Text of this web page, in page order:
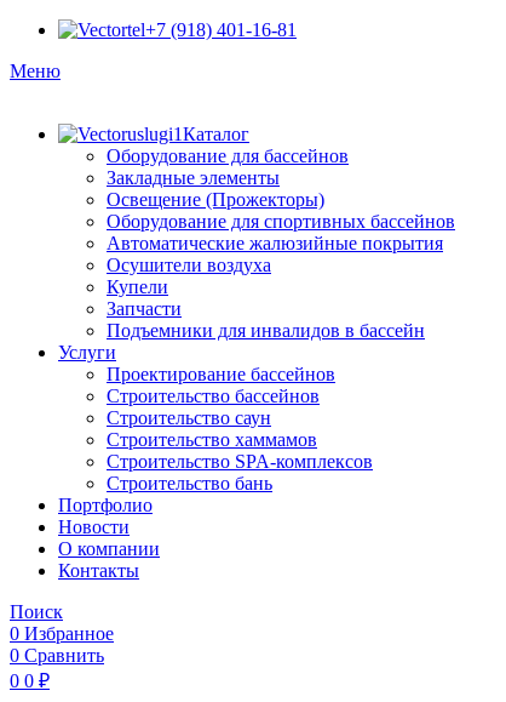
+7 (918) 401-16-81
Меню
Каталог
Оборудование для бассейнов
Закладные элементы
Освещение (Прожекторы)
Оборудование для спортивных бассейнов
Автоматические жалюзийные покрытия
Осушители воздуха
Купели
Запчасти
Подъемники для инвалидов в бассейн
Услуги
Проектирование бассейнов
Строительство бассейнов
Строительство саун
Строительство хаммамов
Строительство SPA-комплексов
Строительство бань
Портфолио
Новости
O компании
Контакты
Поиск
0 Избранное
0 Сравнить
0 0 ₽